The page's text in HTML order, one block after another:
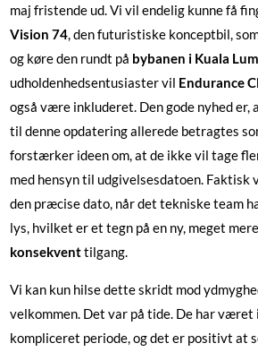
maj fristende ud. Vi vil endelig kunne få
Vision 74, den futuristiske konceptbil,
og køre den rundt på bybanen i Kuala
udholdenhedsentusiaster vil Endurance
også være inkluderet. Den gode nyhed er,
til denne opdatering allerede betragtes
forstærker ideen om, at de ikke vil tage
med hensyn til udgivelsesdatoen. Faktisk
den præcise dato, når det tekniske team
lys, hvilket er et tegn på en ny, meget mere
konsekventtilgang.
Vi kan kun hilse dette skridt mod
velkommen. Det var på tide. De har været
kompliceret periode, og det er positivt at